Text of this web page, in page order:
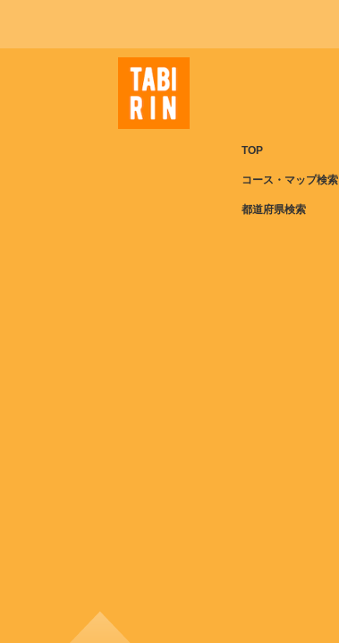
TOP
コース・マップ検索
都道府県検索